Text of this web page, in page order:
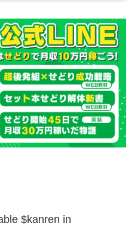
$kanren in